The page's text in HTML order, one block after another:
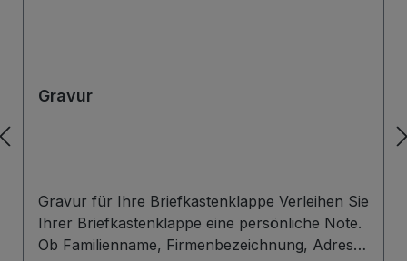
Gravur
Gravur für Ihre Briefkastenklappe Verleihen Sie
Ihrer Briefkastenklappe eine persönliche Note.
Ob Familienname, Firmenbezeichnung, Adresse